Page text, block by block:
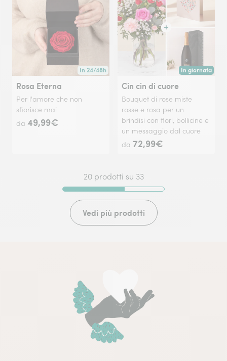
In 24/48h
Consegna disponibile in 24/48h o in data a tua scelta.
Rosa Eterna
Per l'amore che non
sfiorisce mai
da 49,99€
In giornata
Consegna
Cin cin di cuore
Bouquet di rose miste
rosse e rosa per un
brindisi con fiori, bollicine e
un messaggio dal cuore
da 72,99€
20 prodotti su 33
Vedi più prodotti